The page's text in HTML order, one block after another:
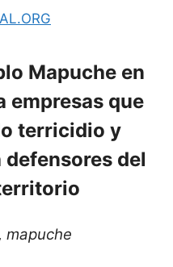
Mapuche en
empresas que
terricidio y
del
mapuche